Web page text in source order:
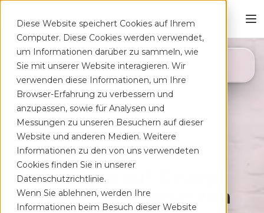
Diese Website speichert Cookies auf Ihrem
Computer. Diese Cookies werden verwendet,
um Informationen darüber zu sammeln, wie
Sie mit unserer Website interagieren. Wir
verwenden diese Informationen, um Ihre
Browser-Erfahrung zu verbessern und
anzupassen, sowie für Analysen und
Messungen zu unseren Besuchern auf dieser
Website und anderen Medien. Weitere
Informationen zu den von uns verwendeten
Cookies finden Sie in unserer
Datenschutzrichtlinie.
Wenn Sie ablehnen, werden Ihre
Informationen beim Besuch dieser Website
Deine App auf Rezept
bei Rücken­schmerzen